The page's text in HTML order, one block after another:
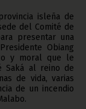
isleña de
del Comité de
presentar una
Obiang
y moral que le
Saká al reino de
de vida, varias
de un incendio